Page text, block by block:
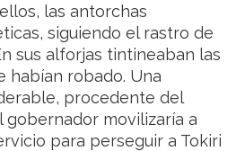
las antorchas
siguiendo el rastro de
sus alforjas tintineaban las
habían robado. Una
procedente del
gobernador movilizaría a
para perseguir a Tokiri